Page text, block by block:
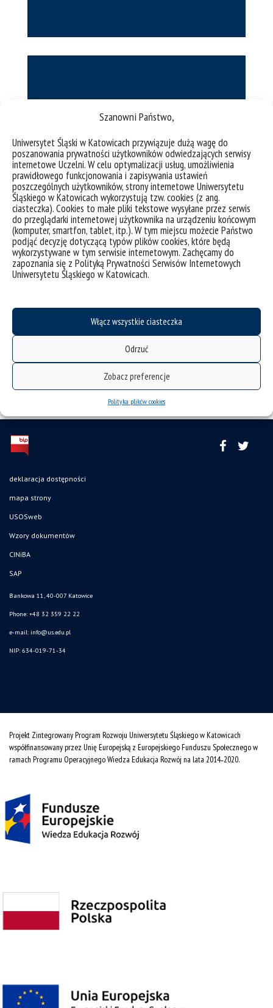
Szanowni Państwo,
Uniwersytet Śląski w Katowicach przywiązuje dużą wagę do
poszanowania prywatności użytkowników odwiedzających serwisy
internetowe Uczelni. W celu optymalizacji usług, umożliwienia
prawidłowego funkcjonowania i zapisywania ustawień
poszczególnych użytkowników, strony internetowe Uniwersytetu
Śląskiego w Katowicach wykorzystują tzw. cookies (z ang.
ciasteczka). Cookies to małe pliki tekstowe wysyłane przez serwis
do przeglądarki internetowej użytkownika na urządzeniu końcowym
(komputer, smartfon, tablet, itp.). W tym miejscu możecie Państwo
podjąć decyzję dotyczącą typów plików cookies, które będą
wykorzystywane w tym serwisie internetowym. Zachęcamy do
zapoznania się z Polityką Prywatności Serwisów Internetowych
Uniwersytetu Śląskiego w Katowicach.
Włącz wszystkie ciasteczka
Odrzuć
Zobacz preferencje
Polityka plików cookies
Instytut psychologii
Instytut socjologii
deklaracja dostępności
mapa strony
USOSweb
Wzory dokumentów
CINiBA
SAP
Bankowa 11, 40-007 Katowice
Phone: +48 32 359 22 22
e-mail: info@us.edu.pl
NIP: 634-019-71-34
Projekt Zintegrowany Program Rozwoju Uniwersytetu Śląskiego w Katowicach
współfinansowany przez Unię Europejską z Europejskiego Funduszu Społecznego w
ramach Programu Operacyjnego Wiedza Edukacja Rozwój na lata 2014˗2020.